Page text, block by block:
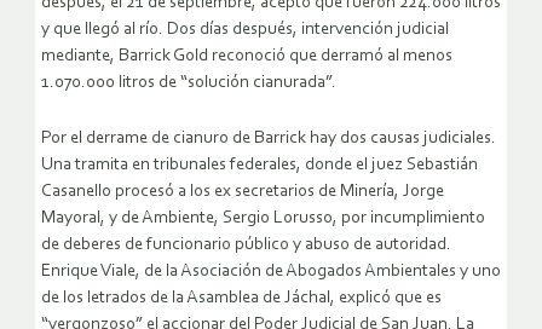
y que llegó al río. Dos días después, intervención judicial
mediante, Barrick Gold reconoció que derramó al menos
1.070.000 litros de “solución cianurada”.
Por el derrame de cianuro de Barrick hay dos causas judiciales.
Una tramita en tribunales federales, donde el juez Sebastián
Casanello procesó a los ex secretarios de Minería, Jorge
Mayoral, y de Ambiente, Sergio Lorusso, por incumplimiento
de deberes de funcionario público y abuso de autoridad.
Enrique Viale, de la Asociación de Abogados Ambientales y uno
de los letrados de la Asamblea de Jáchal, explicó que es
“vergonzoso” el accionar del Poder Judicial de San Juan. La